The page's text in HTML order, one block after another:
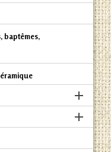
baptêmes,

